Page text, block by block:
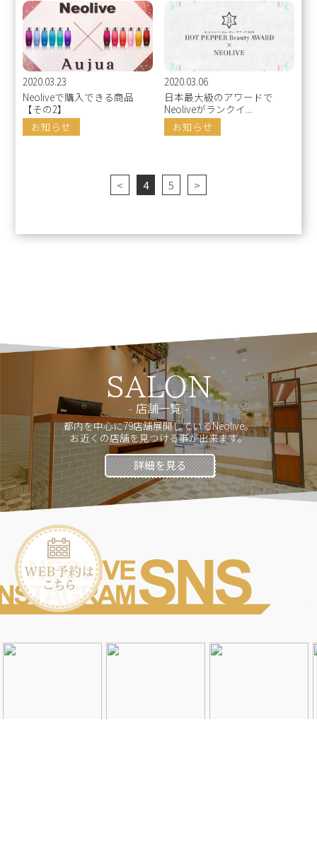
2020.03.23
Neoliveで購入できる商品
【その2】
お知らせ
2020.03.06
日本最大級のアワードで
Neoliveがランクイ...
お知らせ
< 4 5 >
SALON
店舗一覧
都内を中心に79店舗展開しているNeolive。
お近くの店舗を見つける事が出来ます。
詳細を見る